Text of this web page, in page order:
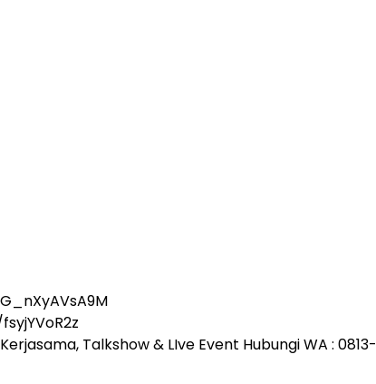
Talkshow & LIve Event Hubungi WA : 0813-